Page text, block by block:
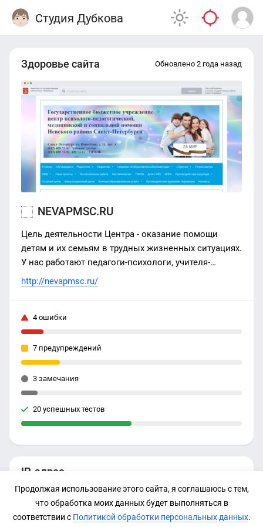
Студия Дубкова
IP-адрес
109.120.167.1
Здоровье сайта Обновлено 2 года назад
NEVAPMSC.RU
Цель деятельности Центра - оказание помощи
детям и их семьям в трудных жизненных ситуациях.
У нас работают педагоги-психологи, учителя-
логопеды, учителя-дефектологи
http://nevapmsc.ru/
4 ошибки
7 предупреждений
3 замечания
20 успешных тестов
Продолжая использование этого сайта, я соглашаюсь с тем,
что обработка моих данных будет выполняться в
соответствии с Политикой обработки персональных данных.